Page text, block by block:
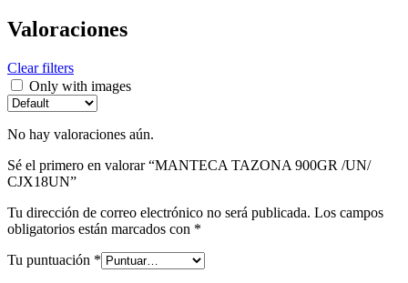
Valoraciones
Clear filters
Only with images
No hay valoraciones aún.
Sé el primero en valorar “MANTECA TAZONA 900GR /UN/
CJX18UN”
Tu dirección de correo electrónico no será publicada. Los campos
obligatorios están marcados con *
Tu puntuación *